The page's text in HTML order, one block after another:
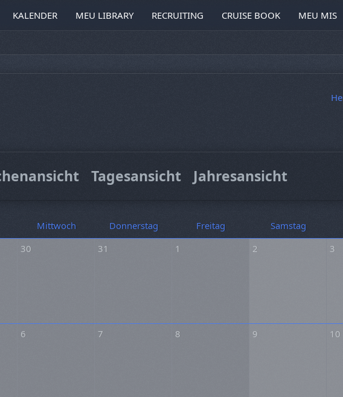
KALENDER MEU LIBRARY RECRUITING CRUISE BOOK MEU MIS
Tagesansicht Jahresansicht
Mittwoch Donnerstag Freitag Samstag
30 31 1 2 3
6 7 8 9 10